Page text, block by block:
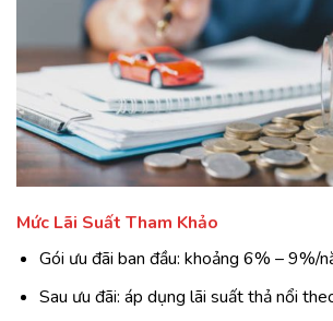
Mức Lãi Suất Tham Khảo
Gói ưu đãi ban đầu: khoảng 6% – 9%/
Sau ưu đãi: áp dụng lãi suất thả nổi